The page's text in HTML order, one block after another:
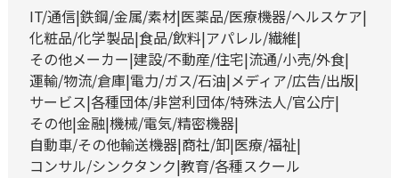
IT/通信 鉄鋼/金属/素材 医薬品/医療機器/ヘルスケア
化粧品/化学製品 食品/飲料 アパレル/繊維
その他メーカー 建設/不動産/住宅 流通/小売/外食
運輸/物流/倉庫 電力/ガス/石油 メディア/広告/出版
サービス 各種団体/非営利団体/特殊法人/官公庁
その他 金融 機械/電気/精密機器
自動車/その他輸送機器 商社/卸 医療/福祉
コンサル/シンクタンク 教育/各種スクール